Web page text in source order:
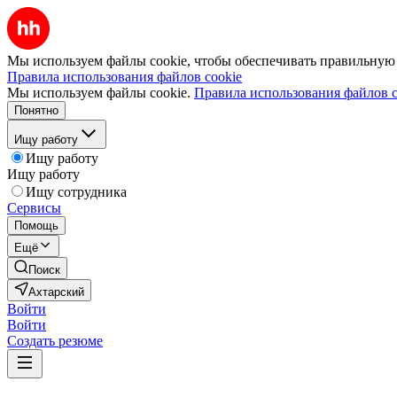
Мы используем файлы cookie, чтобы обеспечивать правильную
Правила использования файлов cookie
Мы используем файлы cookie. Правила использования файлов
Понятно
Ищу работу
Ищу работу
Ищу работу
Ищу сотрудника
Сервисы
Помощь
Ещё
Поиск
Ахтарский
Войти
Войти
Создать резюме